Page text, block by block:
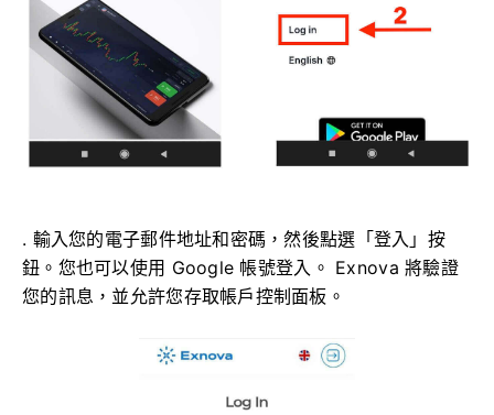
. 輸入您的電子郵件地址和密碼，然後點選「登入」按
鈕。您也可以使用 Google 帳號登入。 Exnova 將驗證
您的訊息，並允許您存取帳戶控制面板。